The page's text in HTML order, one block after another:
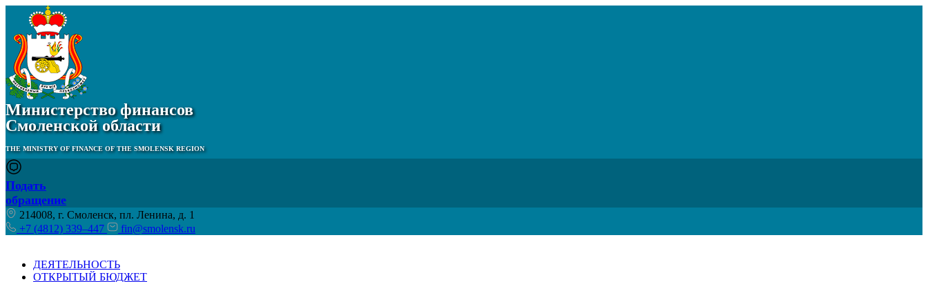
Министерство финансов
Смоленской области
THE MINISTRY OF FINANCE OF THE SMOLENSK REGION
Подать
обращение
214008, г. Смоленск, пл. Ленина, д. 1
+7 (4812) 339–447
fin@smolensk.ru
ДЕЯТЕЛЬНОСТЬ
ОТКРЫТЫЙ БЮДЖЕТ